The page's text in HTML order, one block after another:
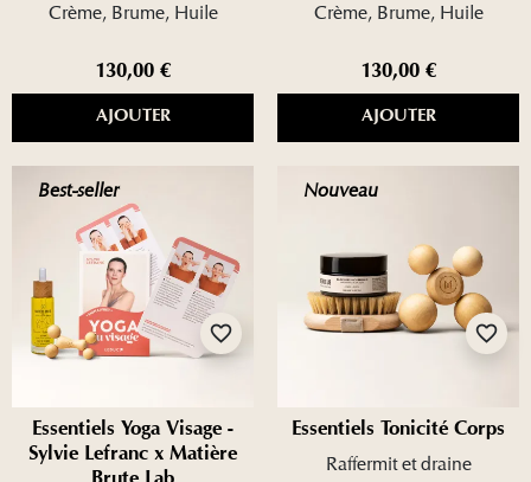
Crème, Brume, Huile
130,00 €
AJOUTER
Crème, Brume, Huile
130,00 €
AJOUTER
Best-seller
favorite_border
Essentiels Yoga Visage -
Sylvie Lefranc x Matière
Nouveau
favorite_border
Essentiels Tonicité Corps
Raffermit et draine